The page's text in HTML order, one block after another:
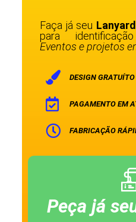
Faça já seu
para
Eventos e projetos
DESIGN GRATUÍTO
PAGAMENTO EM
FABRICAÇÃO
Peça já